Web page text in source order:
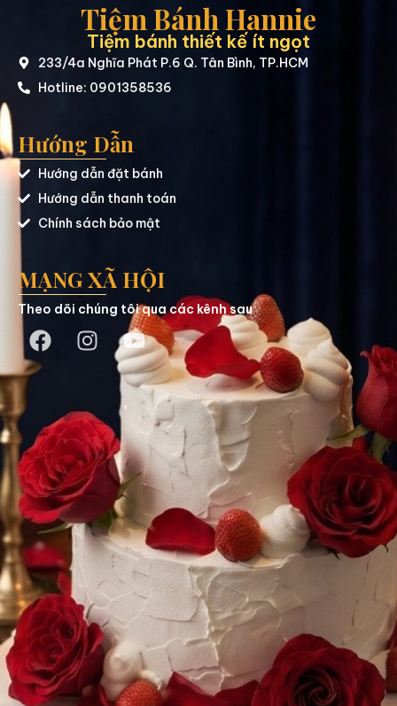
Tiệm Bánh Hannie
Tiệm bánh thiết kế ít ngọt
233/4a Nghĩa Phát P.6 Q. Tân Bình, TP.HCM
Hotline: 0901358536
Hướng Dẫn
Hướng dẫn đặt bánh
Hướng dẫn thanh toán
Chính sách bảo mật
MẠNG XÃ HỘI
Theo dõi chúng tôi qua các kênh sau